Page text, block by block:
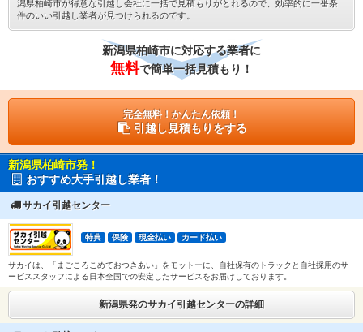
潟県柏崎市が得意な引越し会社に一括で見積もりがとれるので、効率的に一番条
件のいい引越し業者が見つけられるのです。
新潟県柏崎市に対応する業者に
無料で簡単一括見積もり！
完全無料！かんたん依頼！
引越し見積もりをする
新潟県柏崎市発！
おすすめ大手引越し業者！
サカイ引越センター
特典 保険 現金払い カード払い
サカイは、「まごころこめておつきあい」をモットーに、自社保有のトラックと自社採用のサ
ービススタッフによる日本全国での安定したサービスをお届けしております。
新潟県発のサカイ引越センターの詳細